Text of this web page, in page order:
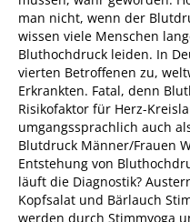
man nicht, wenn der
wissen viele Menschen
Bluthochdruck leiden. In
vierten Betroffenen zu,
Erkrankten. Fatal, denn
Risikofaktor für Herz-
umgangssprachlich auch
Blutdruck Männer/Frauen
Entstehung von
läuft die Diagnostik?
Kopfsalat und Bärlauch
werden durch Stimmyoga